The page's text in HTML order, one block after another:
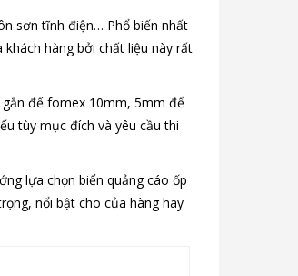
sơn tĩnh điện… Phổ biến nhất
hàng bởi chất liệu này rất
đế fomex 10mm, 5mm để
tùy mục đích và yêu cầu thi
lựa chọn biển quảng cáo ốp
nổi bật cho của hàng hay